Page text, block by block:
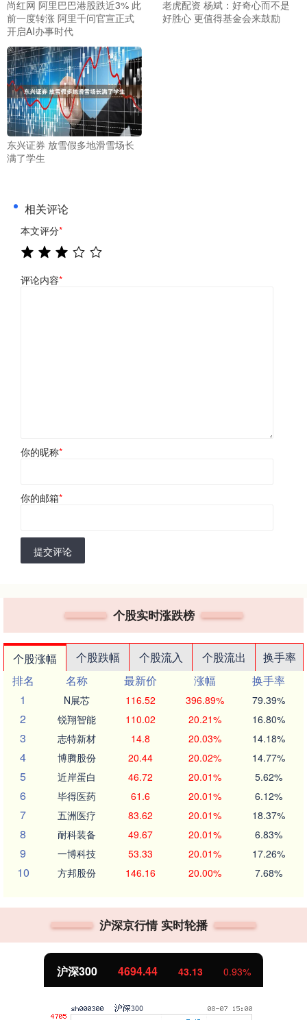
尚红网 阿里巴巴港股跌近3% 此
前一度转涨 阿里千问官宣正式
开启AI办事时代
老虎配资 杨斌：好奇心而不是
好胜心 更值得基金会来鼓励
东兴证券 放雪假多地滑雪场长
满了学生
相关评论
本文评分*
评论内容*
你的昵称*
你的邮箱*
提交评论
个股实时涨跌榜
个股涨幅 个股跌幅 个股流入 个股流出
换手率
排名
名称 最新价 涨幅
换手率
1
N展芯 116.52 396.89% 79.39%
2 锐翔智能 110.02 20.21% 16.80%
3 志特新材 14.8 20.03% 14.18%
4 博腾股份 20.44 20.02% 14.77%
5 近岸蛋白 46.72 20.01% 5.62%
6 毕得医药 61.6 20.01% 6.12%
7 五洲医疗 83.62 20.01% 18.37%
8 耐科装备 49.67 20.01% 6.83%
9 一博科技 53.33 20.01% 17.26%
10 方邦股份 146.16 20.00% 7.68%
沪深京行情 实时轮播
北证50 1134.24 11.37